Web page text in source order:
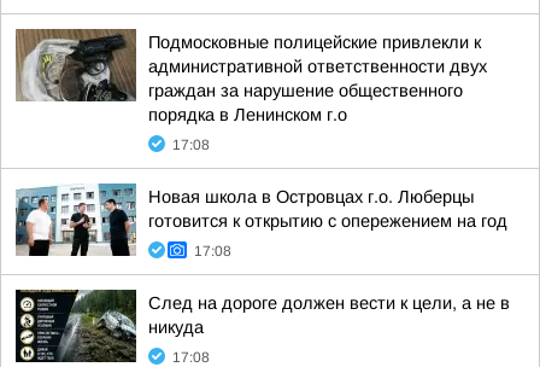
Подмосковные полицейские привлекли к
административной ответственности двух
граждан за нарушение общественного
порядка в Ленинском г.о
17:08
Новая школа в Островцах г.о. Люберцы
готовится к открытию с опережением на год
17:08
След на дороге должен вести к цели, а не в
никуда
17:08